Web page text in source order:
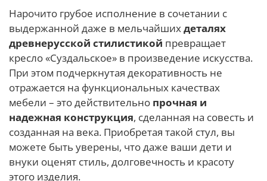
Нарочито грубое исполнение в сочетании с
выдержанной даже в мельчайшихдеталях
древнерусской стилистикой превращает
кресло «Суздальское» в произведение искусства.
При этом подчеркнутая декоративность не
отражается на функциональных качествах
мебели – это действительно прочная и
надежная конструкция, сделанная на совесть и
созданная на века. Приобретая такой стул, вы
можете быть уверены, что даже ваши дети и
внуки оценят стиль, долговечность и красоту
этого изделия.